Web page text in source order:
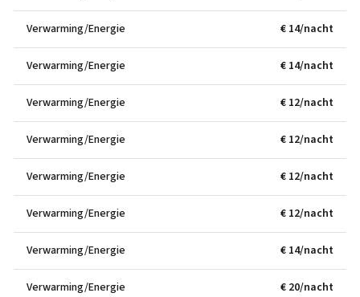
Verwarming/Energie € 14/nacht
Verwarming/Energie € 14/nacht
Verwarming/Energie € 12/nacht
Verwarming/Energie € 12/nacht
Verwarming/Energie € 12/nacht
Verwarming/Energie € 12/nacht
Verwarming/Energie € 14/nacht
Verwarming/Energie € 20/nacht